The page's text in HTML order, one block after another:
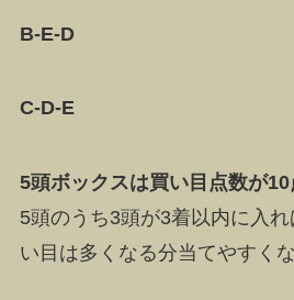
B-E-D
C-D-E
5頭ボックスは買い目点数が10
5頭のうち3頭が3着以内に入
い目は多くなる分当てやすくな